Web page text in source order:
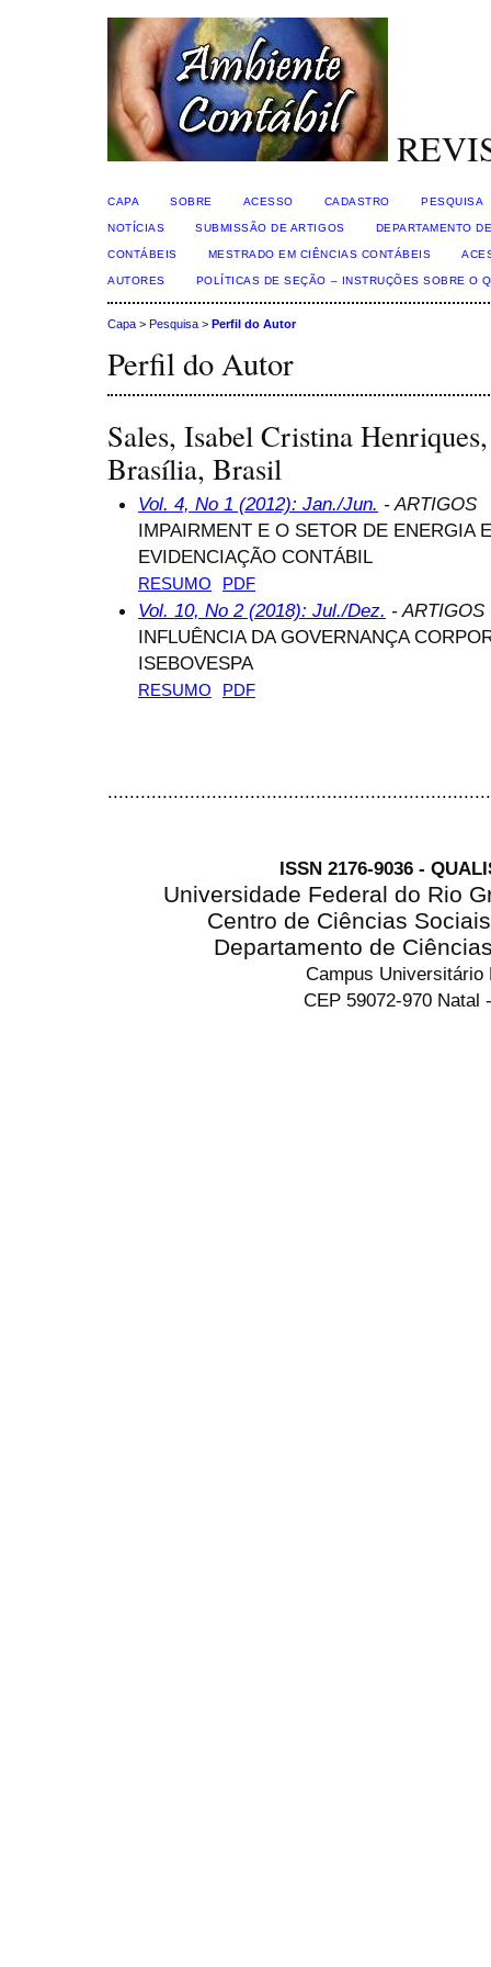
CAPA SOBRE ACESSO CADASTRO PESQUISA
NOTÍCIAS SUBMISSÃO DE ARTIGOS DEPARTAMENTO
CONTÁBEIS MESTRADO EM CIÊNCIAS CONTÁBEIS
AUTORES POLÍTICAS DE SEÇÃO – INSTRUÇÕES SOBRE O
Capa > Pesquisa > Perfil do Autor
Perfil do Autor
Sales, Isabel Cristina
Brasília, Brasil
Vol. 4, No 1 (2012): Jan./Jun. - ARTIGOS
IMPAIRMENT E O SETOR DE ENERGIA
EVIDENCIAÇÃO CONTÁBIL
RESUMO PDF
Vol. 10, No 2 (2018): Jul./Dez. - ARTIGOS
INFLUÊNCIA DA GOVERNANÇA
ISEBOVESPA
RESUMO PDF
ISSN 2176-9036 -
Universidade Federal do Rio
Centro de Ciências
Departamento de
Campus Universitário
CEP 59072-970 Natal